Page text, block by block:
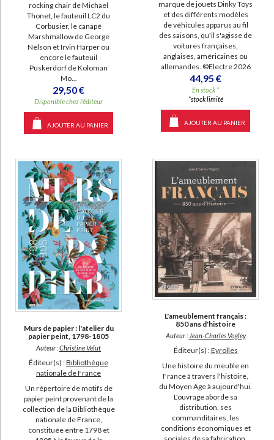
rocking chair de Michael
Thonet, le fauteuil LC2 du
Corbusier, le canapé
Marshmallow de George
Nelson et Irvin Harper ou
encore le fauteuil
Puskerdorf de Koloman
Mo...
29,50 €
Disponible chez l'éditeur
AJOUTER AU PANIER
marque de jouets Dinky Toys
et des différents modèles
de véhicules apparus au fil
des saisons, qu'il s'agisse de
voitures françaises,
anglaises, américaines ou
allemandes. ©Electre 2026
44,95 €
En stock *
*stock limité
AJOUTER AU PANIER
Murs de papier : l'atelier du
papier peint, 1798-1805
Auteur :Christine Velut
Éditeur(s) :Bibliothèque
nationale de France
Un répertoire de motifs de
papier peint provenant de la
collection de la Bibliothèque
nationale de France,
constituée entre 1798 et
L'ameublement français :
850 ans d'histoire
Auteur : Jean-Charles Vogley
Éditeur(s) :Eyrolles
Une histoire du meuble en
France à travers l'histoire,
du Moyen Age à aujourd'hui.
L'ouvrage aborde sa
distribution, ses
commanditaires, les
conditions économiques et